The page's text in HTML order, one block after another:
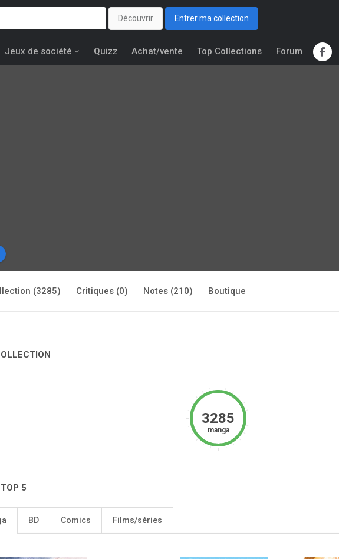
Découvrir Entrer ma collection
Jeux de société Quizz Achat/vente Top Collections Forum
(3285) Critiques (0) Notes (210) Boutique
3285
manga
5
BD Comics Films/séries